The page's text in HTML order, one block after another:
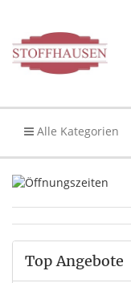
Alle Kategorien
Top Angebote